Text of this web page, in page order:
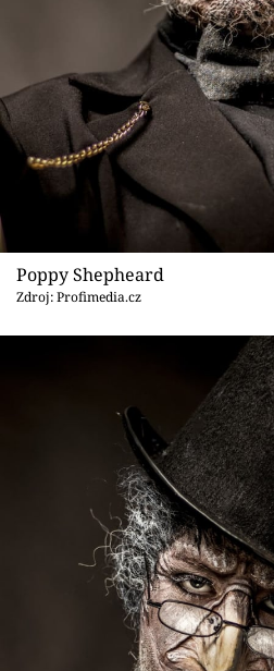
Sledujte prima+
Přihlášení
Sledujte nás
Poppy Shepheard
Zdroj: Profimedia.cz